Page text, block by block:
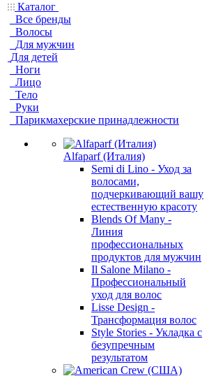
Каталог
Все бренды
Волосы
Для мужчин
Для детей
Ноги
Лицо
Тело
Руки
Парикмахерские принадлежности
Alfaparf (Италия)
Semi di Lino - Уход за
волосами,
подчеркивающий вашу
естественную красоту
Blends Of Many -
Линия
профессиональных
продуктов для мужчин
Il Salone Milano -
Профессиональный
уход для волос
Lisse Design -
Трансформация волос
Style Stories - Укладка с
безупречным
результатом